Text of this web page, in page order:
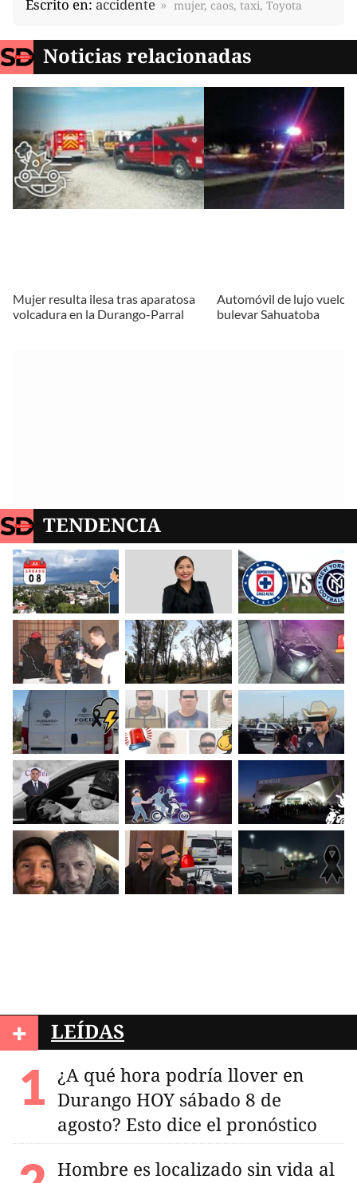
Escrito en: accidente mujer, caos, taxi, Toyota
Noticias relacionadas
Mujer resulta ilesa tras aparatosa
volcadura en la Durango-Parral
Automóvil de lujo vuelca
bulevar Sahuatoba
TENDENCIA
+ LEÍDAS
¿A qué hora podría llover en
Durango HOY sábado 8 de
agosto? Esto dice el pronóstico
Hombre es localizado sin vida al